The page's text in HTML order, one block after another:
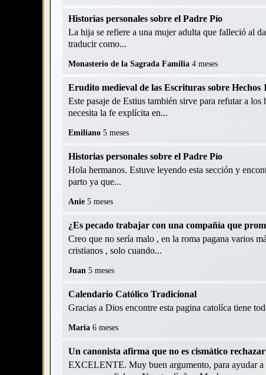
Historias personales sobre el Padre Pío
La hija se refiere a una mujer adulta que falleció al
traducir como...
Monasterio de la Sagrada Familia 4 meses
Erudito medieval de las Escrituras sobre Hechos
Este pasaje de Estius también sirve para refutar a
necesita la fe explícita en...
Emiliano 5 meses
Historias personales sobre el Padre Pío
Hola hermanos. Estuve leyendo esta sección y
parto ya que...
Anie 5 meses
¿Es pecado trabajar con una compañía que
Creo que no sería malo , en la roma pagana varios
cristianos , solo cuando...
Juan 5 meses
Calendario Católico Tradicional
Gracias a Dios encontre esta pagina catolíca tiene
Maria 6 meses
Un canonista afirma que no es cismático
EXCELENTE. Muy buen argumento, para ayudar a